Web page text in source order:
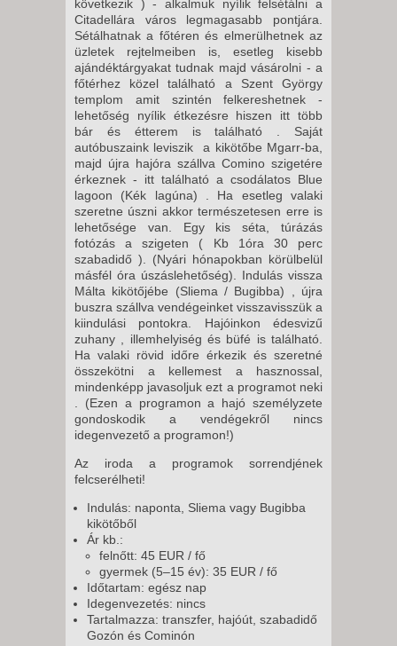
következik ) - alkalmuk nyílik felsétálni a
Citadellára város legmagasabb pontjára.
Sétálhatnak a főtéren és elmerülhetnek az
üzletek rejtelmeiben is, esetleg kisebb
ajándéktárgyakat tudnak majd vásárolni - a
főtérhez közel található a Szent György
templom amit szintén felkereshetnek -
lehetőség nyílik étkezésre hiszen itt több
bár és étterem is található . Saját
autóbuszaink leviszik a kikötőbe Mgarr-ba,
majd újra hajóra szállva Comino szigetére
érkeznek - itt található a csodálatos Blue
lagoon (Kék lagúna) . Ha esetleg valaki
szeretne úszni akkor természetesen erre is
lehetősége van. Egy kis séta, túrázás
fotózás a szigeten ( Kb 1óra 30 perc
szabadidő ). (Nyári hónapokban körülbelül
másfél óra úszáslehetőség). Indulás vissza
Málta kikötőjébe (Sliema / Bugibba) , újra
buszra szállva vendégeinket visszavisszük a
kiindulási pontokra. Hajóinkon édesvizű
zuhany , illemhelyiség és büfé is található.
Ha valaki rövid időre érkezik és szeretné
összekötni a kellemest a hasznossal,
mindenképp javasoljuk ezt a programot neki
. (Ezen a programon a hajó személyzete
gondoskodik a vendégekről nincs
idegenvezető a programon!)
Az iroda a programok sorrendjének
felcserélheti!
Indulás: naponta, Sliema vagy Bugibba
kikötőből
Ár kb.:
felnőtt: 45 EUR / fő
gyermek (5–15 év): 35 EUR / fő
Időtartam: egész nap
Idegenvezetés: nincs
Tartalmazza: transzfer, hajóút, szabadidő
Gozón és Cominón